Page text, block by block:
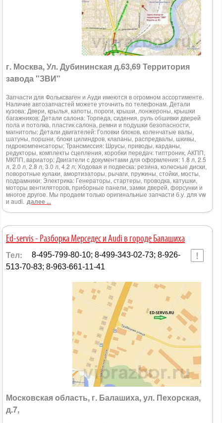
г. Москва, Ул. Дубининская д.63,69 Территория
завода "ЗВИ"
Запчасти для Фольксваген и Ауди имеются в огромном ассортименте.
Наличие автозапчастей можете уточнить по телефонам. Детали
кузова: Двери, крылья, капоты, пороги, крыши, лонжероны, крышки
багажников; Детали салона: Торпеда, сидения, руль обшивки дверей
пола и потолка, пластик салона, ремни и подушки безопасности,
магнитолы; Детали двигателей: Головки блоков, коленчатые валы,
шатуны, поршни, блоки цилиндров, клапаны, распредвалы, шкивы,
гидрокомпенсаторы; Трансмиссия: Шрусы, приводы, карданы,
редукторы, комплекты сцепления, коробки передач: типтроник, АКПП,
МКПП, вариатор; Двигатели с документами для оформления: 1.8 л, 2.5
л, 2.0 л, 2.8 л, 3.0 л, 4.2 л; Ходовая и подвеска: резина, колесные диски,
поворотные кулаки, амортизаторы, рычаги, пружины, стойки, мосты,
подрамники; Электрика: Генераторы, стартеры, проводка, катушки,
моторы вентиляторов, приборные панели, замки дверей, форсунки и
многое другое. Мы продаем только оригинальные запчасти б.у. для vw
и audi. далее ...
Ed-servis - Разборка Мерседес и Audi в городе Балашиха
Тел:
8-495-799-80-10; 8-499-343-02-73; 8-926-
513-70-83; 8-963-661-11-41
Московская область, г. Балашиха, ул. Пехорская,
д.7,